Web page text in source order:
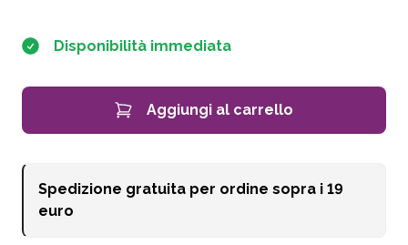
Disponibilità immediata
Aggiungi al carrello
Spedizione gratuita per ordine sopra i 19
euro